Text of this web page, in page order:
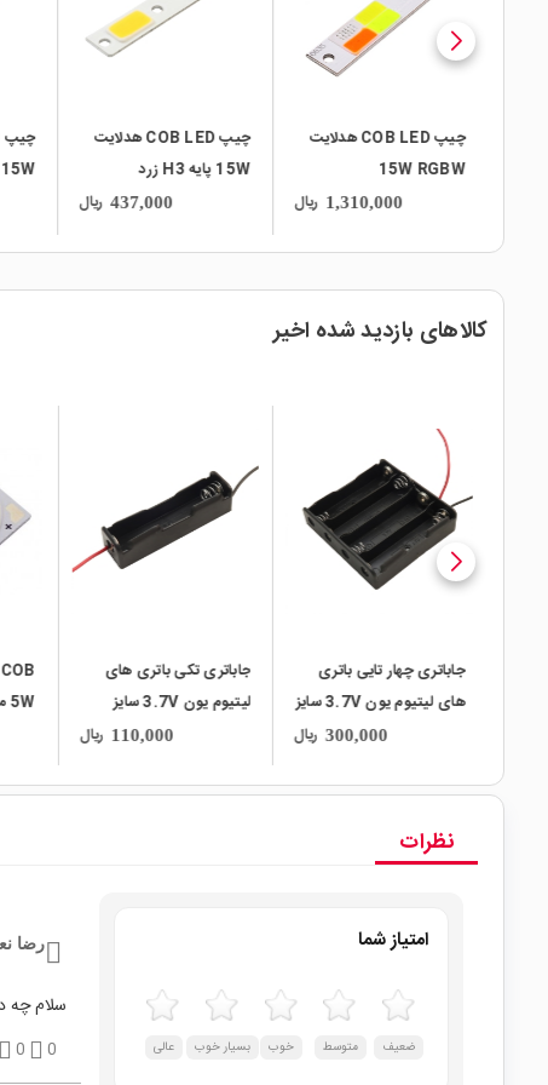
چیپ COB LED هدلایت
15W RGBW
1,310,000 ریال
چیپ COB LED هدلایت
15W پایه H3 زرد
437,000 ریال
R
کالاهای بازدید شده اخیر
local_mall
جاباتری چهار تایی باتری
های لیتیوم یون 3.7V سایز
300,000 ریال
جاباتری تکی باتری های
لیتیوم یون 3.7V سایز
110,000 ریال
نظرات
امتیاز شما
ضعیف متوسط خوب بسیار خوب عالی
رضا
سلام چه
0
0